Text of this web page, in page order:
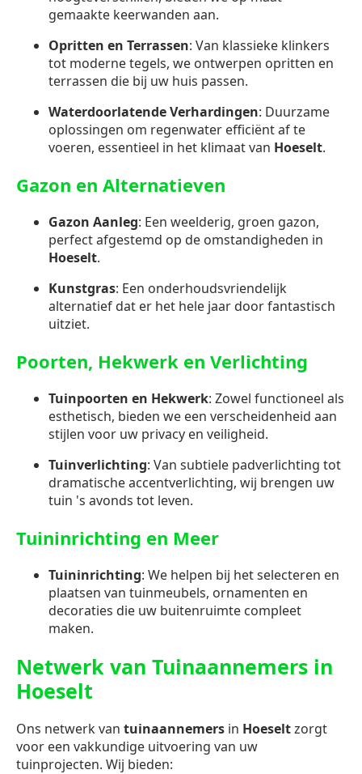
gemaakte keerwanden aan.
Opritten en Terrassen: Van klassieke klinkers
tot moderne tegels, we ontwerpen opritten en
terrassen die bij uw huis passen.
Waterdoorlatende Verhardingen: Duurzame
oplossingen om regenwater efficiënt af te
voeren, essentieel in het klimaat van Hoeselt.
Gazon en Alternatieven
Gazon Aanleg: Een weelderig, groen gazon,
perfect afgestemd op de omstandigheden in
Hoeselt.
Kunstgras: Een onderhoudsvriendelijk
alternatief dat er het hele jaar door fantastisch
uitziet.
Poorten, Hekwerk en Verlichting
Tuinpoorten en Hekwerk: Zowel functioneel als
esthetisch, bieden we een verscheidenheid aan
stijlen voor uw privacy en veiligheid.
Tuinverlichting: Van subtiele padverlichting tot
dramatische accentverlichting, wij brengen uw
tuin 's avonds tot leven.
Tuininrichting en Meer
Tuininrichting: We helpen bij het selecteren en
plaatsen van tuinmeubels, ornamenten en
decoraties die uw buitenruimte compleet
maken.
Netwerk van Tuinaannemers in
Hoeselt
Ons netwerk van tuinaannemers in Hoeseltzorgt
voor een vakkundige uitvoering van uw
tuinprojecten. Wij bieden: